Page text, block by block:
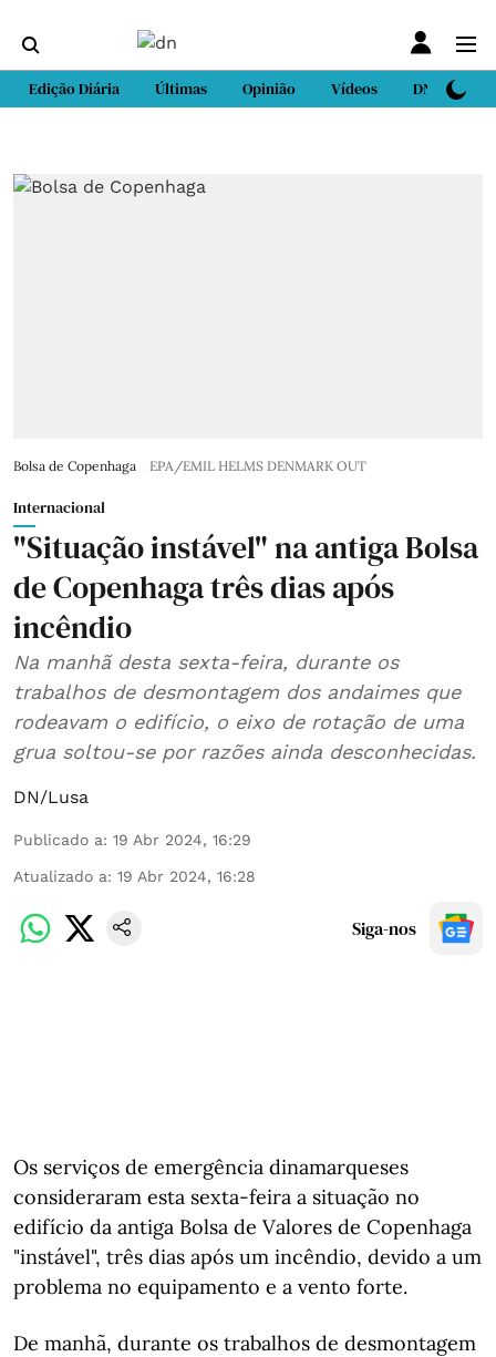
Edição Diária Últimas Opinião Vídeos DN Sport
Bolsa de Copenhaga EPA/EMIL HELMS DENMARK OUT
Internacional
"Situação instável" na antiga Bolsa
de Copenhaga três dias após
incêndio
Na manhã desta sexta-feira, durante os
trabalhos de desmontagem dos andaimes que
rodeavam o edifício, o eixo de rotação de uma
grua soltou-se por razões ainda desconhecidas.
DN/Lusa
Publicado a: 19 Abr 2024, 16:29
Atualizado a: 19 Abr 2024, 16:28
Siga-nos
Os serviços de emergência dinamarqueses
consideraram esta sexta-feira a situação no
edifício da antiga Bolsa de Valores de Copenhaga
"instável", três dias após um incêndio, devido a um
problema no equipamento e a vento forte.
De manhã, durante os trabalhos de desmontagem